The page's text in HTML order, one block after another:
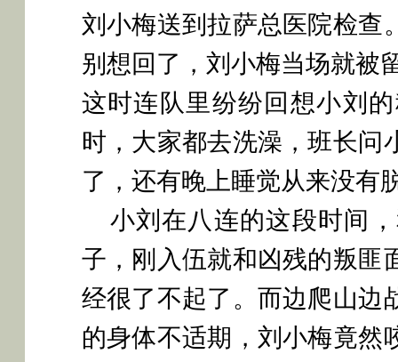
刘小梅送到拉萨总医院检查
别想回了，刘小梅当场就被
这时连队里纷纷回想小刘
时，大家都去洗澡，班长问
了，还有晚上睡觉从来没有
小刘在八连的这段时间
子，刚入伍就和凶残的叛匪
经很了不起了。而边爬山边
的身体不适期，刘小梅竟然